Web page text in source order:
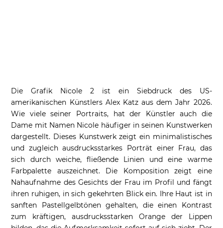
Die Grafik Nicole 2 ist ein Siebdruck des US-
amerikanischen Künstlers Alex Katz aus dem Jahr 2026.
Wie viele seiner Portraits, hat der Künstler auch die
Dame mit Namen Nicole häufiger in seinen Kunstwerken
dargestellt. Dieses Kunstwerk zeigt ein minimalistisches
und zugleich ausdrucksstarkes Porträt einer Frau, das
sich durch weiche, fließende Linien und eine warme
Farbpalette auszeichnet. Die Komposition zeigt eine
Nahaufnahme des Gesichts der Frau im Profil und fängt
ihren ruhigen, in sich gekehrten Blick ein. Ihre Haut ist in
sanften Pastellgelbtönen gehalten, die einen Kontrast
zum kräftigen, ausdrucksstarken Orange der Lippen